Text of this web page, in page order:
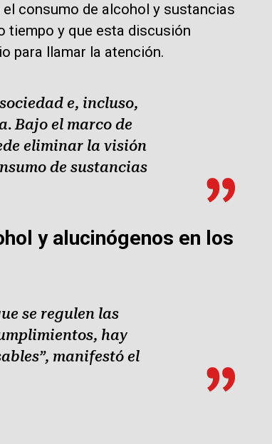
consumo de alcohol y sustancias
tiempo y que esta discusión
para llamar la atención.
e, incluso,
Bajo el marco de
eliminar la visión
de sustancias
y alucinógenos en los
se regulen las
hay
manifestó el